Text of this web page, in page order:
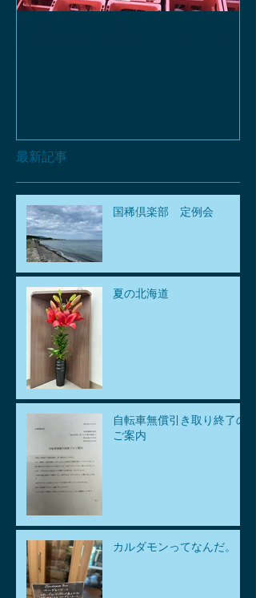
最新記事
国稀倶楽部 定例会
夏の北海道
自転車無償引き取り終了の
ご案内
カルダモンってなんだ。